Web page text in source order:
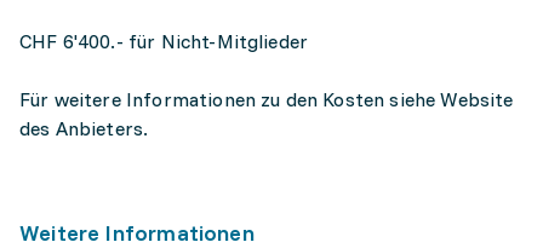
CHF 6'400.- für Nicht-Mitglieder
Für weitere Informationen zu den Kosten siehe Website
des Anbieters.
Weitere Informationen